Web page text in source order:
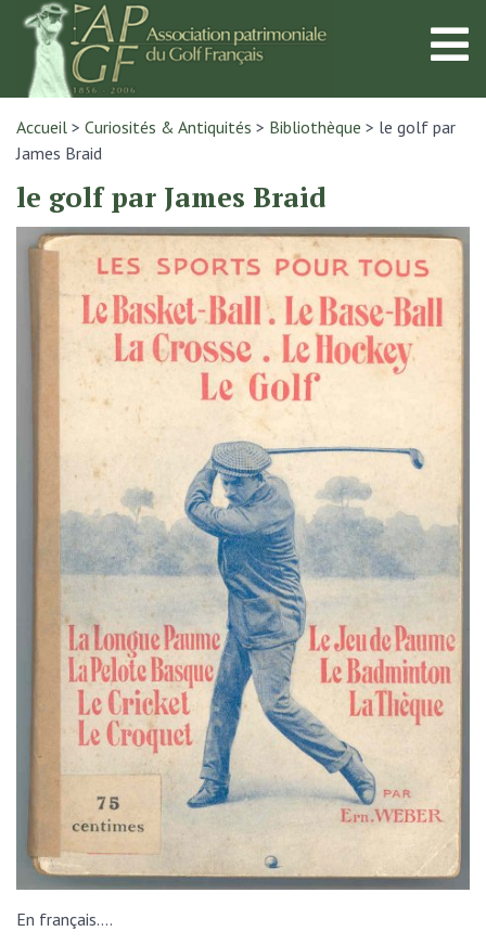
Accueil > Curiosités & Antiquités > Bibliothèque > le golf par
James Braid
le golf par James Braid
En français….